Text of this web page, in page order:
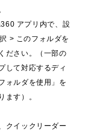
アプリ内で、設
> このフォルダを
ださい。（一部の
して対応するディ
ォルダを使用」を
ます）。
クイックリーダー